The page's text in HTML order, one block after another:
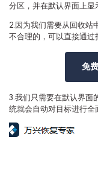
分区，并在默认界面上显
2.因为我们需要从回收站
不合理的，可以直接通过
免
3.我们只需要在默认界面
统就会自动对目标进行全